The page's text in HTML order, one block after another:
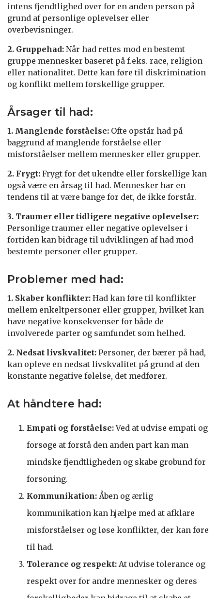
intens fjendtlighed over for en anden person på
grund af personlige oplevelser eller
overbevisninger.
2. Gruppehad: Når had rettes mod en bestemt
gruppe mennesker baseret på f.eks. race, religion
eller nationalitet. Dette kan føre til diskrimination
og konflikt mellem forskellige grupper.
Årsager til had:
1. Manglende forståelse: Ofte opstår had på
baggrund af manglende forståelse eller
misforståelser mellem mennesker eller grupper.
2. Frygt: Frygt for det ukendte eller forskellige kan
også være en årsag til had. Mennesker har en
tendens til at være bange for det, de ikke forstår.
3. Traumer eller tidligere negative oplevelser:
Personlige traumer eller negative oplevelser i
fortiden kan bidrage til udviklingen af had mod
bestemte personer eller grupper.
Problemer med had:
1. Skaber konflikter: Had kan føre til konflikter
mellem enkeltpersoner eller grupper, hvilket kan
have negative konsekvenser for både de
involverede parter og samfundet som helhed.
2. Nedsat livskvalitet: Personer, der bærer på had,
kan opleve en nedsat livskvalitet på grund af den
konstante negative følelse, det medfører.
At håndtere had:
Empati og forståelse:Ved at udvise empati og
forsøge at forstå den anden part kan man
mindske fjendtligheden og skabe grobund for
forsoning.
Kommunikation: Åben og ærlig
kommunikation kan hjælpe med at afklare
misforståelser og løse konflikter, der kan føre
til had.
Tolerance og respekt: At udvise tolerance og
respekt over for andre mennesker og deres